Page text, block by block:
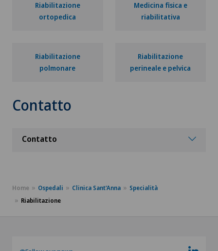
Riabilitazione
ortopedica
Medicina fisica e
riabilitativa
Riabilitazione
polmonare
Riabilitazione
perineale e pelvica
Contatto
Contatto
Home Ospedali Clinica Sant'Anna
Specialità
Riabilitazione